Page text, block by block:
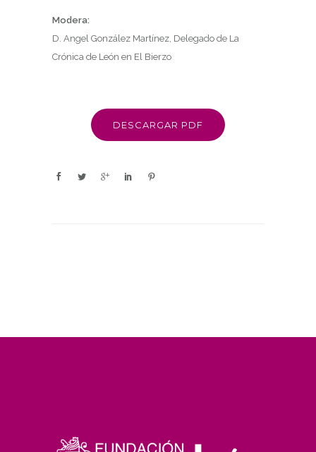
Modera:
D. Angel González Martínez, Delegado de La
Crónica de León en El Bierzo
DESCARGAR PDF